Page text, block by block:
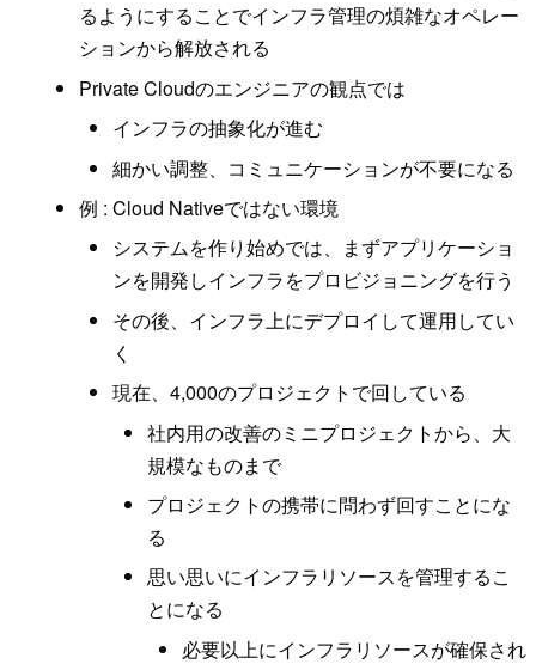
るようにすることでインフラ管理の煩雑なオペレー
ションから解放される
Private Cloudのエンジニアの観点では
インフラの抽象化が進む
細かい調整、コミュニケーションが不要になる
例 : Cloud Nativeではない環境
システムを作り始めでは、まずアプリケーショ
ンを開発しインフラをプロビジョニングを行う
その後、インフラ上にデプロイして運用してい
く
現在、4,000のプロジェクトで回している
社内用の改善のミニプロジェクトから、大
規模なものまで
プロジェクトの携帯に問わず回すことにな
る
思い思いにインフラリソースを管理するこ
とになる
必要以上にインフラリソースが確保され